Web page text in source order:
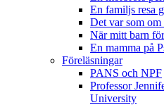
En familjs resa
Det var som
När mitt barn
En mamma på
Föreläsningar
PANS och NPF
Professor
University